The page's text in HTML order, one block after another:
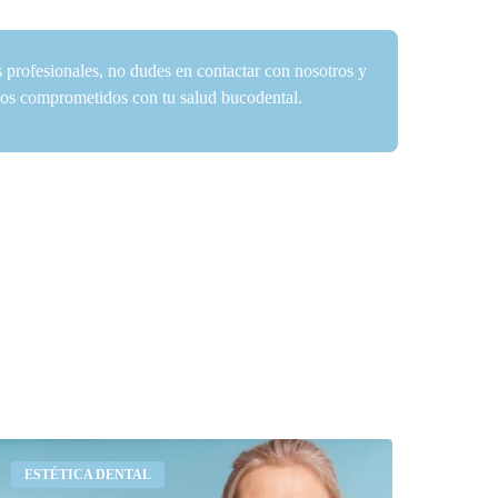
no dudes en contactar con nosotros y
comprometidos con tu salud bucodental.
ESTÉTICA DENTAL